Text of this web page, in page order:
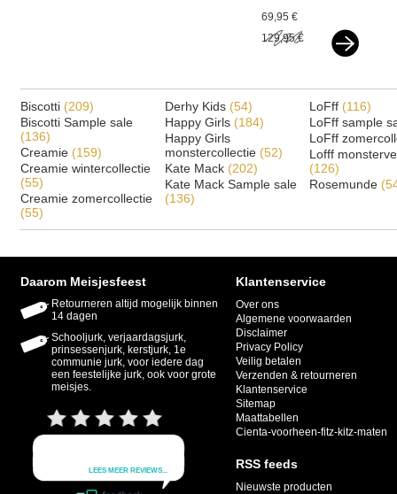
69,95 €
129,95 €
Biscotti (209)
Biscotti Sample sale
(136)
Creamie (159)
Creamie wintercollectie
(55)
Creamie zomercollectie
(55)
Derhy Kids (54)
Happy Girls (184)
Happy Girls
monstercollectie (52)
Kate Mack (202)
Kate Mack Sample sale
(136)
LoFff (116)
LoFff sample
LoFff
Lofff
(126)
Rosemunde
Daarom Meisjesfeest
Retourneren altijd mogelijk binnen
14 dagen
Schooljurk, verjaardagsjurk,
prinsessenjurk, kerstjurk, 1e
communie jurk, voor iedere dag
een feestelijke jurk, ook voor grote
meisjes.
Klantenservice
Over ons
Algemene voorwaarden
Disclaimer
Privacy Policy
Veilig betalen
Verzenden & retourneren
Klantenservice
Sitemap
Maattabellen
Cienta-voorheen-fitz-kitz-maten
RSS feeds
Nieuwste producten